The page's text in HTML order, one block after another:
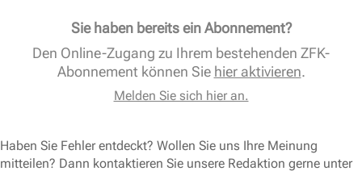
Sie haben bereits ein Abonnement?
Den Online-Zugang zu Ihrem bestehenden ZFK-
Abonnement können Sie hier aktivieren.
Melden Sie sich hier an.
Haben Sie Fehler entdeckt? Wollen Sie uns Ihre Meinung
mitteilen? Dann kontaktieren Sie unsere Redaktion gerne unter